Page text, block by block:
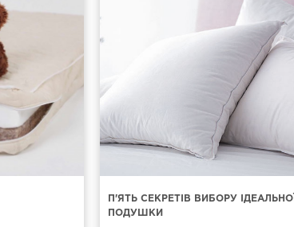
П'ЯТЬ СЕКРЕТІВ ВИБОРУ ІДЕАЛЬНОЇ
ПОДУШКИ